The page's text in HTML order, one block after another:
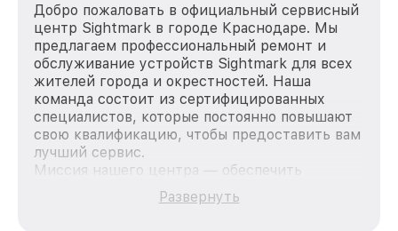
Добро пожаловать в официальный сервисный
центр Sightmark в городе Краснодаре. Мы
предлагаем профессиональный ремонт и
обслуживание устройств Sightmark для всех
жителей города и окрестностей. Наша
команда состоит из сертифицированных
специалистов, которые постоянно повышают
свою квалификацию, чтобы предоставить вам
лучший сервис.
Миссия нашего центра — обеспечить
качественный и доступный ремонт для
каждого пользователя продукции Sightmark,
Развернуть